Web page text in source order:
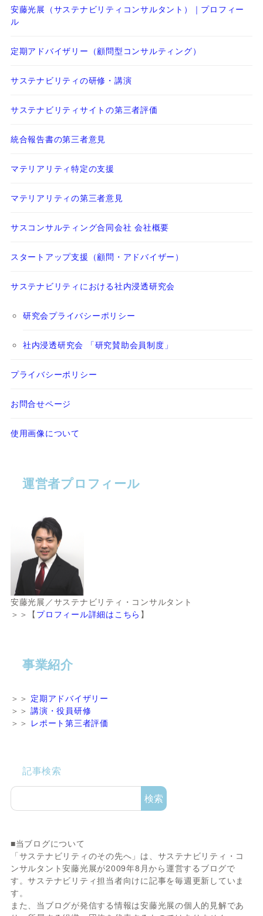
安藤光展（サステナビリティコンサルタント）｜プロフィー
ル
定期アドバイザリー（顧問型コンサルティング）
サステナビリティの研修・講演
サステナビリティサイトの第三者評価
統合報告書の第三者意見
マテリアリティ特定の支援
マテリアリティの第三者意見
サスコンサルティング合同会社 会社概要
スタートアップ支援（顧問・アドバイザー）
サステナビリティにおける社内浸透研究会
研究会プライバシーポリシー
社内浸透研究会 「研究賛助会員制度」
プライバシーポリシー
お問合せページ
使用画像について
運営者プロフィール
安藤光展／サステナビリティ・コンサルタント
＞＞【 プロフィール詳細はこちら 】
事業紹介
＞＞ 定期アドバイザリー
＞＞講演・役員研修
＞＞ レポート第三者評価
記事検索
検索
■当ブログについて
「サステナビリティのその先へ」は、サステナビリティ・コ
ンサルタント安藤光展が2009年8月から運営するブログで
す。サステナビリティ担当者向けに記事を毎週更新していま
す。
また、当ブログが発信する情報は安藤光展の個人的見解であ